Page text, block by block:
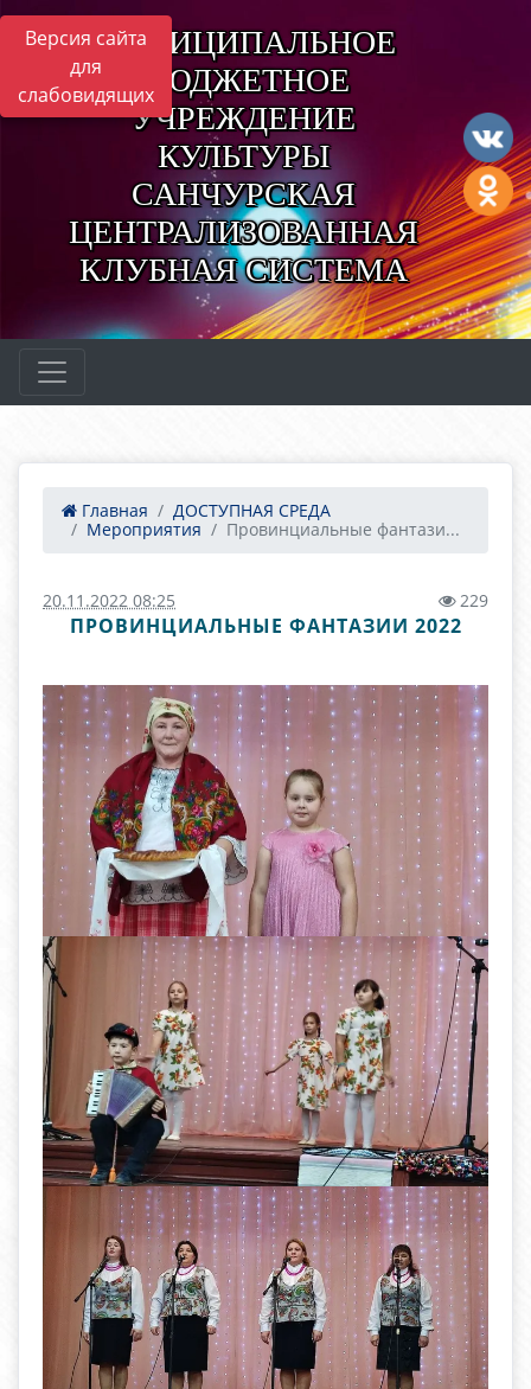
Версия сайта
для
слабовидящих
МУНИЦИПАЛЬНОЕ
БЮДЖЕТНОЕ
УЧРЕЖДЕНИЕ
КУЛЬТУРЫ
САНЧУРСКАЯ
ЦЕНТРАЛИЗОВАННАЯ
КЛУБНАЯ СИСТЕМА
Главная
ДОСТУПНАЯ СРЕДА
Мероприятия
Провинциальные фантази...
20.11.2022 08:25 229
ПРОВИНЦИАЛЬНЫЕ ФАНТАЗИИ 2022